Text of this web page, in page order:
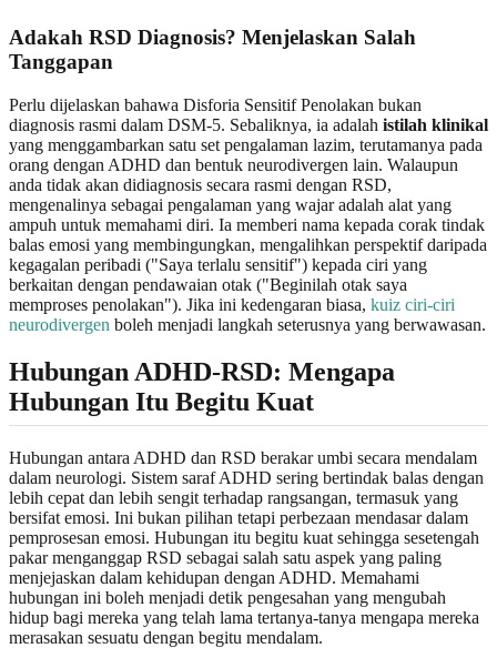
Adakah RSD Diagnosis? Menjelaskan Salah
Tanggapan
Perlu dijelaskan bahawa Disforia Sensitif Penolakan bukan
diagnosis rasmi dalam DSM-5. Sebaliknya, ia adalah istilah klinikal
yang menggambarkan satu set pengalaman lazim, terutamanya pada
orang dengan ADHD dan bentuk neurodivergen lain. Walaupun
anda tidak akan didiagnosis secara rasmi dengan RSD,
mengenalinya sebagai pengalaman yang wajar adalah alat yang
ampuh untuk memahami diri. Ia memberi nama kepada corak tindak
balas emosi yang membingungkan, mengalihkan perspektif daripada
kegagalan peribadi ("Saya terlalu sensitif") kepada ciri yang
berkaitan dengan pendawaian otak ("Beginilah otak saya
memproses penolakan"). Jika ini kedengaran biasa, kuiz ciri-ciri
neurodivergen boleh menjadi langkah seterusnya yang berwawasan.
Hubungan ADHD-RSD: Mengapa
Hubungan Itu Begitu Kuat
Hubungan antara ADHD dan RSD berakar umbi secara mendalam
dalam neurologi. Sistem saraf ADHD sering bertindak balas dengan
lebih cepat dan lebih sengit terhadap rangsangan, termasuk yang
bersifat emosi. Ini bukan pilihan tetapi perbezaan mendasar dalam
pemprosesan emosi. Hubungan itu begitu kuat sehingga sesetengah
pakar menganggap RSD sebagai salah satu aspek yang paling
menjejaskan dalam kehidupan dengan ADHD. Memahami
hubungan ini boleh menjadi detik pengesahan yang mengubah
hidup bagi mereka yang telah lama tertanya-tanya mengapa mereka
merasakan sesuatu dengan begitu mendalam.